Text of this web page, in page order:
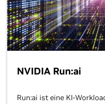
NVIDIA Run:ai
Run:ai ist eine KI-